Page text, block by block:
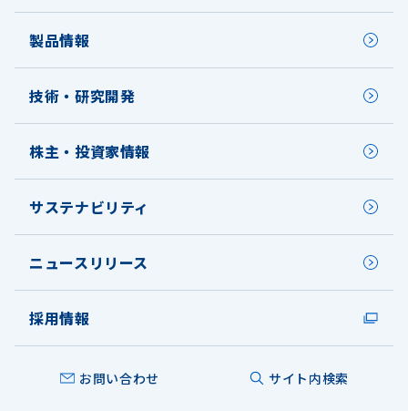
製品情報
技術・研究開発
株主・投資家情報
サステナビリティ
ニュースリリース
採用情報
お問い合わせ サイト内検索